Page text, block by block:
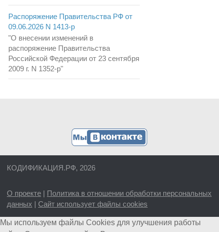
Распоряжение Правительства РФ от
09.06.2026 N 1413-р
"О внесении изменений в
распоряжение Правительства
Российской Федерации от 23 сентября
2009 г. N 1352-р"
КОДИФИКАЦИЯ.РФ, 2026
О проекте | Политика в отношении обработки персональных
данных | Сайт использует файлы cookies
Мы используем файлы Cookies для улучшения работы